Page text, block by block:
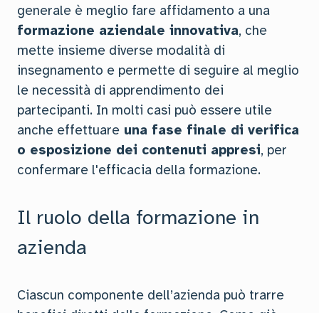
generale è meglio fare affidamento a una
formazione aziendale innovativa, che
mette insieme diverse modalità di
insegnamento e permette di seguire al meglio
le necessità di apprendimento dei
partecipanti. In molti casi può essere utile
anche effettuare una fase finale di verifica
o esposizione dei contenuti appresi, per
confermare l'efficacia della formazione.
Il ruolo della formazione in
azienda
Ciascun componente dell’azienda può trarre